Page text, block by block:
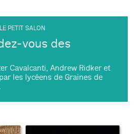
LE PETIT SALON
vous des
Cavalcanti, Andrew Ridker et
les lycéens de Graines de